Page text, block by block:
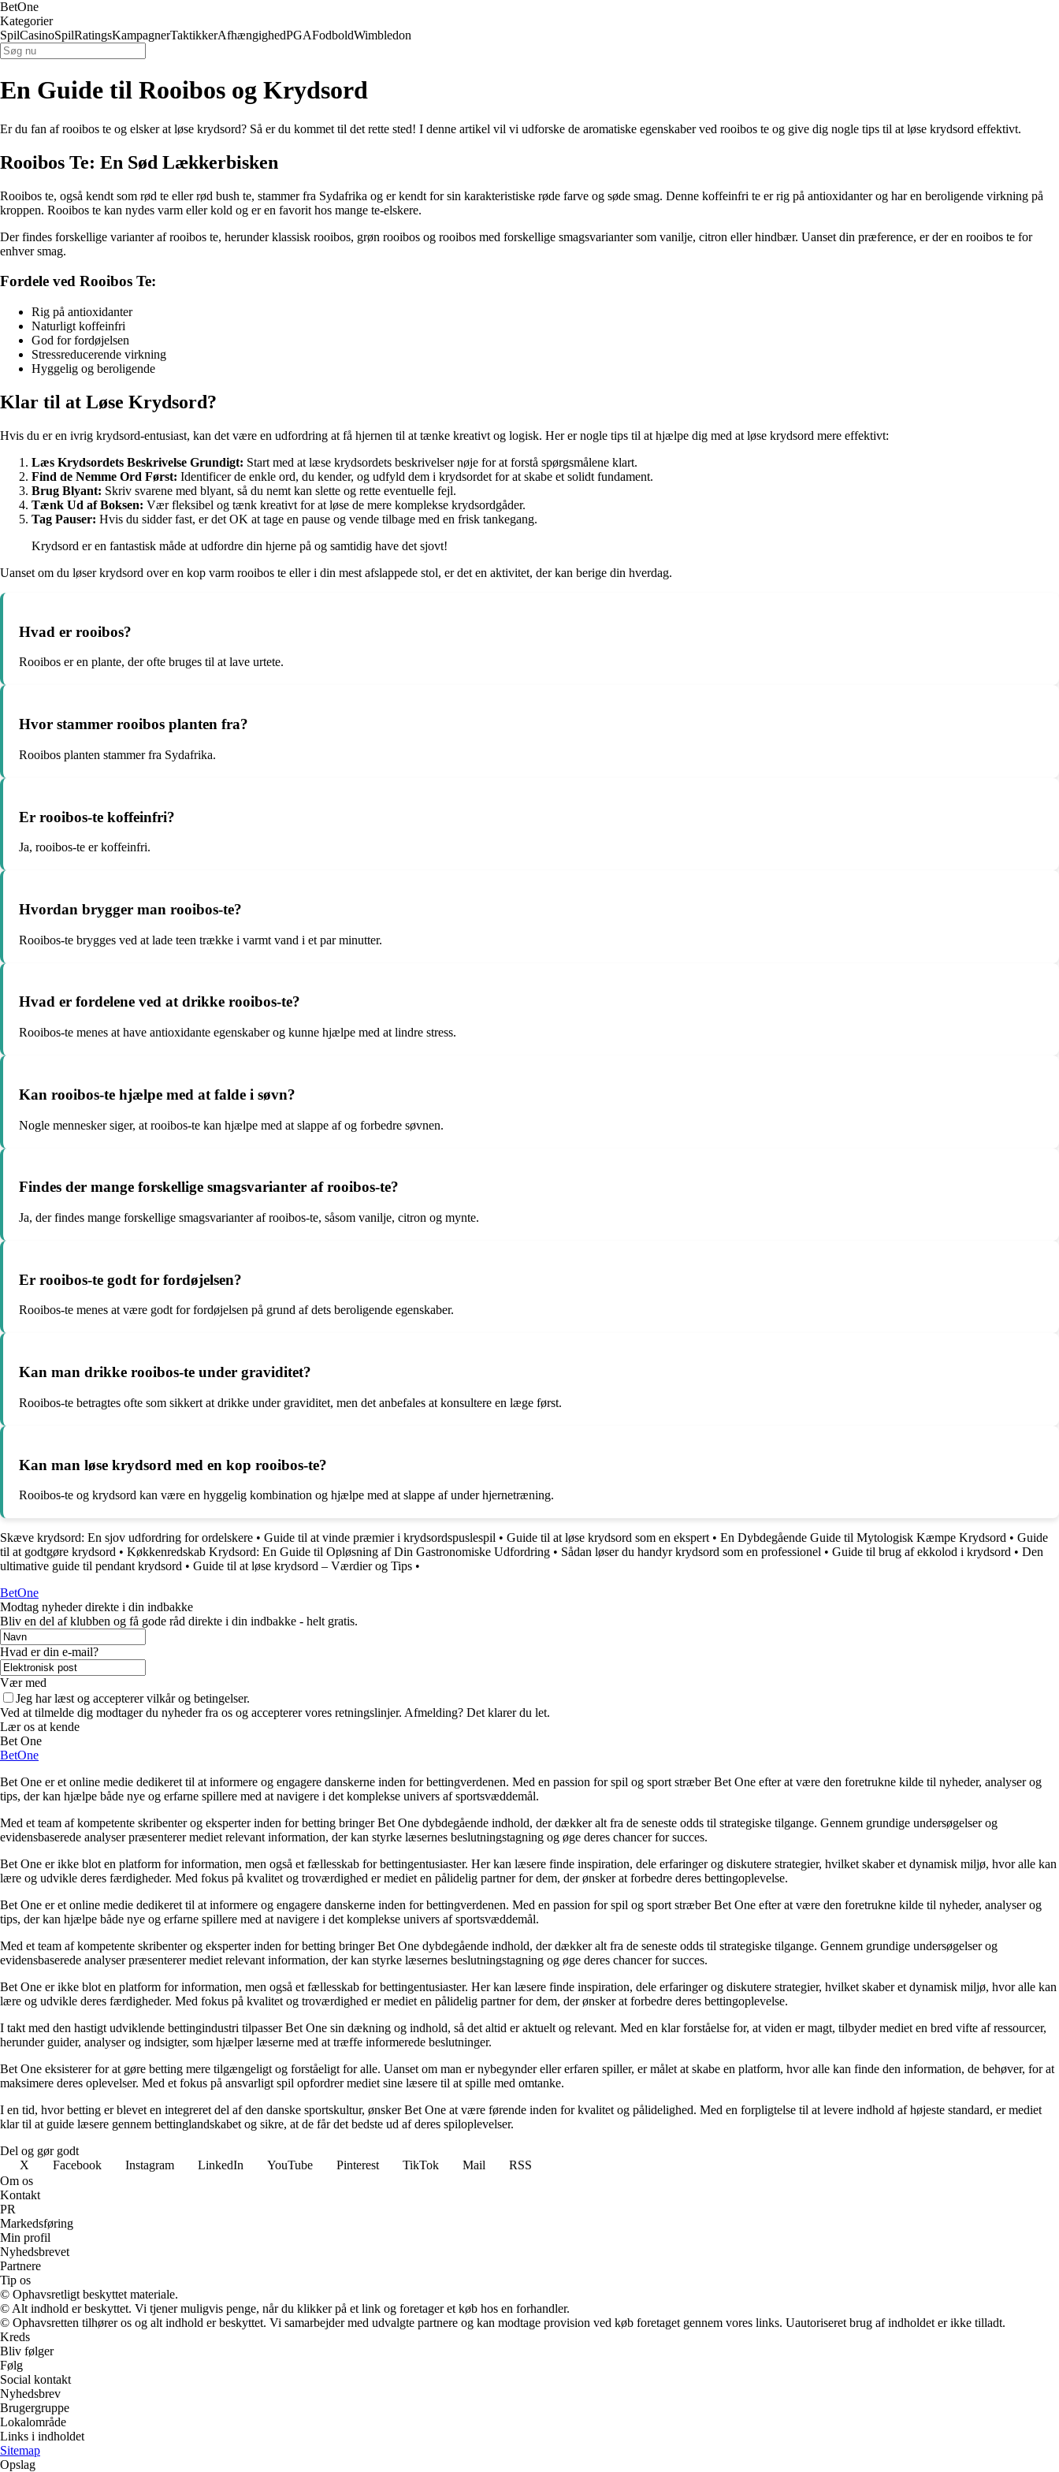
BetOne
Kategorier
SpilCasinoSpilRatingsKampagnerTaktikkerAfhængighedPGAFodboldWimbledon
En Guide til Rooibos og Krydsord
Er du fan af rooibos te og elsker at løse krydsord? Så er du kommet til det rette sted! I denne artikel vil vi udforske de aromatiske egenskaber ved rooibos te og give dig nogle tips til at løse krydsord effektivt.
Rooibos Te: En Sød Lækkerbisken
Rooibos te, også kendt som rød te eller rød bush te, stammer fra Sydafrika og er kendt for sin karakteristiske røde farve og søde smag. Denne koffeinfri te er rig på antioxidanter og har en beroligende virkning på
kroppen. Rooibos te kan nydes varm eller kold og er en favorit hos mange te-elskere.
Der findes forskellige varianter af rooibos te, herunder klassisk rooibos, grøn rooibos og rooibos med forskellige smagsvarianter som vanilje, citron eller hindbær. Uanset din præference, er der en rooibos te for
enhver smag.
Fordele ved Rooibos Te:
Rig på antioxidanter
Naturligt koffeinfri
God for fordøjelsen
Stressreducerende virkning
Hyggelig og beroligende
Klar til at Løse Krydsord?
Hvis du er en ivrig krydsord-entusiast, kan det være en udfordring at få hjernen til at tænke kreativt og logisk. Her er nogle tips til at hjælpe dig med at løse krydsord mere effektivt:
Læs Krydsordets Beskrivelse Grundigt: Start med at læse krydsordets beskrivelser nøje for at forstå spørgsmålene klart.
Find de Nemme Ord Først: Identificer de enkle ord, du kender, og udfyld dem i krydsordet for at skabe et solidt fundament.
Brug Blyant: Skriv svarene med blyant, så du nemt kan slette og rette eventuelle fejl.
Tænk Ud af Boksen: Vær fleksibel og tænk kreativt for at løse de mere komplekse krydsordgåder.
Tag Pauser: Hvis du sidder fast, er det OK at tage en pause og vende tilbage med en frisk tankegang.
Krydsord er en fantastisk måde at udfordre din hjerne på og samtidig have det sjovt!
Uanset om du løser krydsord over en kop varm rooibos te eller i din mest afslappede stol, er det en aktivitet, der kan berige din hverdag.
Hvad er rooibos?
Rooibos er en plante, der ofte bruges til at lave urtete.
Hvor stammer rooibos planten fra?
Rooibos planten stammer fra Sydafrika.
Er rooibos-te koffeinfri?
Ja, rooibos-te er koffeinfri.
Hvordan brygger man rooibos-te?
Rooibos-te brygges ved at lade teen trække i varmt vand i et par minutter.
Hvad er fordelene ved at drikke rooibos-te?
Rooibos-te menes at have antioxidante egenskaber og kunne hjælpe med at lindre stress.
Kan rooibos-te hjælpe med at falde i søvn?
Nogle mennesker siger, at rooibos-te kan hjælpe med at slappe af og forbedre søvnen.
Findes der mange forskellige smagsvarianter af rooibos-te?
Ja, der findes mange forskellige smagsvarianter af rooibos-te, såsom vanilje, citron og mynte.
Er rooibos-te godt for fordøjelsen?
Rooibos-te menes at være godt for fordøjelsen på grund af dets beroligende egenskaber.
Kan man drikke rooibos-te under graviditet?
Rooibos-te betragtes ofte som sikkert at drikke under graviditet, men det anbefales at konsultere en læge først.
Kan man løse krydsord med en kop rooibos-te?
Rooibos-te og krydsord kan være en hyggelig kombination og hjælpe med at slappe af under hjernetræning.
Skæve krydsord: En sjov udfordring for ordelskere • Guide til at vinde præmier i krydsordspuslespil • Guide til at løse krydsord som en ekspert • En Dybdegående Guide til Mytologisk Kæmpe Krydsord • Guide
til at godtgøre krydsord • Køkkenredskab Krydsord: En Guide til Opløsning af Din Gastronomiske Udfordring • Sådan løser du handyr krydsord som en professionel • Guide til brug af ekkolod i krydsord • Den
ultimative guide til pendant krydsord • Guide til at løse krydsord – Værdier og Tips •
BetOne
Modtag nyheder direkte i din indbakke
Bliv en del af klubben og få gode råd direkte i din indbakke - helt gratis.
Hvad er din e-mail?
Vær med
Jeg har læst og accepterer vilkår og betingelser.
Ved at tilmelde dig modtager du nyheder fra os og accepterer vores retningslinjer. Afmelding? Det klarer du let.
Lær os at kende
Bet One
BetOne
Bet One er et online medie dedikeret til at informere og engagere danskerne inden for bettingverdenen. Med en passion for spil og sport stræber Bet One efter at være den foretrukne kilde til nyheder, analyser og
tips, der kan hjælpe både nye og erfarne spillere med at navigere i det komplekse univers af sportsvæddemål.
Med et team af kompetente skribenter og eksperter inden for betting bringer Bet One dybdegående indhold, der dækker alt fra de seneste odds til strategiske tilgange. Gennem grundige undersøgelser og
evidensbaserede analyser præsenterer mediet relevant information, der kan styrke læsernes beslutningstagning og øge deres chancer for succes.
Bet One er ikke blot en platform for information, men også et fællesskab for bettingentusiaster. Her kan læsere finde inspiration, dele erfaringer og diskutere strategier, hvilket skaber et dynamisk miljø, hvor alle kan
lære og udvikle deres færdigheder. Med fokus på kvalitet og troværdighed er mediet en pålidelig partner for dem, der ønsker at forbedre deres bettingoplevelse.
Bet One er et online medie dedikeret til at informere og engagere danskerne inden for bettingverdenen. Med en passion for spil og sport stræber Bet One efter at være den foretrukne kilde til nyheder, analyser og
tips, der kan hjælpe både nye og erfarne spillere med at navigere i det komplekse univers af sportsvæddemål.
Med et team af kompetente skribenter og eksperter inden for betting bringer Bet One dybdegående indhold, der dækker alt fra de seneste odds til strategiske tilgange. Gennem grundige undersøgelser og
evidensbaserede analyser præsenterer mediet relevant information, der kan styrke læsernes beslutningstagning og øge deres chancer for succes.
Bet One er ikke blot en platform for information, men også et fællesskab for bettingentusiaster. Her kan læsere finde inspiration, dele erfaringer og diskutere strategier, hvilket skaber et dynamisk miljø, hvor alle kan
lære og udvikle deres færdigheder. Med fokus på kvalitet og troværdighed er mediet en pålidelig partner for dem, der ønsker at forbedre deres bettingoplevelse.
I takt med den hastigt udviklende bettingindustri tilpasser Bet One sin dækning og indhold, så det altid er aktuelt og relevant. Med en klar forståelse for, at viden er magt, tilbyder mediet en bred vifte af ressourcer,
herunder guider, analyser og indsigter, som hjælper læserne med at træffe informerede beslutninger.
Bet One eksisterer for at gøre betting mere tilgængeligt og forståeligt for alle. Uanset om man er nybegynder eller erfaren spiller, er målet at skabe en platform, hvor alle kan finde den information, de behøver, for at
maksimere deres oplevelser. Med et fokus på ansvarligt spil opfordrer mediet sine læsere til at spille med omtanke.
I en tid, hvor betting er blevet en integreret del af den danske sportskultur, ønsker Bet One at være førende inden for kvalitet og pålidelighed. Med en forpligtelse til at levere indhold af højeste standard, er mediet
klar til at guide læsere gennem bettinglandskabet og sikre, at de får det bedste ud af deres spiloplevelser.
Del og gør godt
X
Facebook Instagram LinkedIn YouTube Pinterest TikTok Mail
RSS
Om os
Kontakt
PR
Markedsføring
Min profil
Nyhedsbrevet
Partnere
Tip os
© Ophavsretligt beskyttet materiale.
© Alt indhold er beskyttet. Vi tjener muligvis penge, når du klikker på et link og foretager et køb hos en forhandler.
© Ophavsretten tilhører os og alt indhold er beskyttet. Vi samarbejder med udvalgte partnere og kan modtage provision ved køb foretaget gennem vores links. Uautoriseret brug af indholdet er ikke tilladt.
Kreds
Bliv følger
Følg
Social kontakt
Nyhedsbrev
Brugergruppe
Lokalområde
Links i indholdet
Sitemap
Opslag